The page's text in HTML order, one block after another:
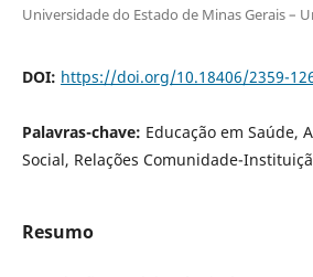
Universidade do Estado de Minas Gerais –
DOI: https://doi.org/10.18406/2359-
Palavras-chave: Educação em Saúde,
Social, Relações Comunidade-
Resumo